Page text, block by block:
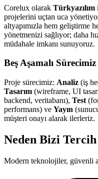
Corelux olarak Türkyazılım
projelerini uçtan uca
altyapımızla hem geliştirme
yönetmenizi sağlıyor; daha
müdahale imkanı sunuyoruz.
Beş Aşamalı Sürecimiz
Proje sürecimiz: Analiz (iş
Tasarım (wireframe, UI
backend, veritabanı), Test
performans) ve Yayın
müşteri onayı alarak ilerleriz.
Neden Bizi
Modern teknolojiler, güvenli